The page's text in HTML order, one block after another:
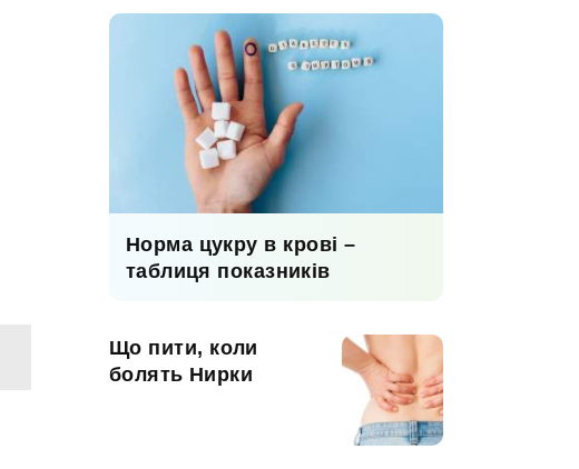
Норма цукру в крові –
таблиця показників
Що пити, коли
болять Нирки